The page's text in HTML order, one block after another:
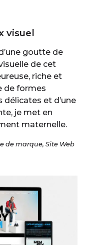
visuel
goutte de
de cet
riche et
de formes
délicates et d’une
je met en
maternelle.
de marque,Site Web